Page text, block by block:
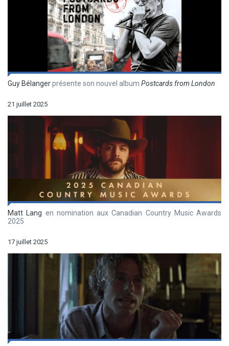
Guy Bélangerprésente son nouvel album Postcards from London
21 juillet 2025
Matt Lang en nomination aux Canadian Country Music Awards
2025
17 juillet 2025